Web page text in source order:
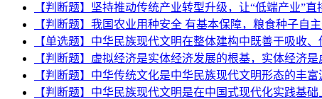
【判断题】坚持推动传统产业转型升级，让“低端产业”直
【判断题】我国农业用种安全 有基本保障，粮食种子自
【单选题】中华民族现代文明在整体建构中既善于吸收
【判断题】虚拟经济是实体经济发展的根基，实体经济是
【判断题】中华传统文化是中华民族现代文明形态的丰
【判断题】中华民族现代文明是在中国式现代化实践基础